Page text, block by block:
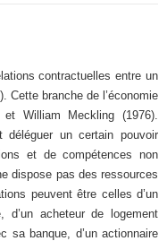
contractuelles entre un
Cette branche de l’économie
William Meckling (1976).
déléguer un certain pouvoir
et de compétences non
dispose pas des ressources
peuvent être celles d’un
d’un acheteur de logement
sa banque, d’un actionnaire